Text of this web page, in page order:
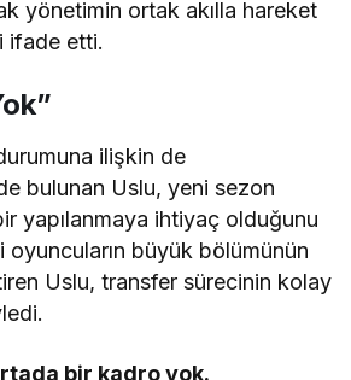
yönetimin ortak akılla hareket
ifade etti.
ilişkin de
bulunan Uslu, yeni sezon
yapılanmaya ihtiyaç olduğunu
oyuncuların büyük bölümünün
Uslu, transfer sürecinin kolay
bir kadro yok.